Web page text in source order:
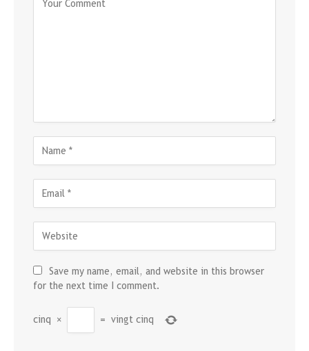
Save my name, email, and website in this browser
for the next time I comment.
cinq × = vingt cinq